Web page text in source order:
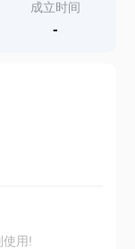
成立时间
-
使用!